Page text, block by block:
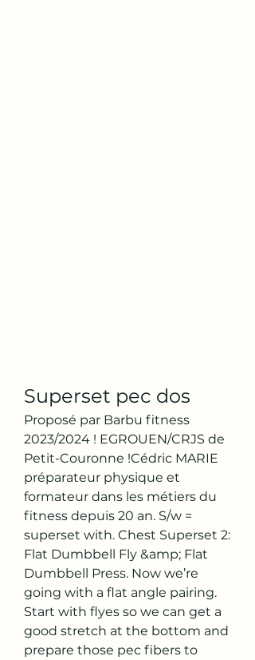
Superset pec dos
Proposé par Barbu fitness
2023/2024 ! EGROUEN/CRJS de
Petit-Couronne !Cédric MARIE
préparateur physique et
formateur dans les métiers du
fitness depuis 20 an. S/w =
superset with. Chest Superset 2:
Flat Dumbbell Fly &amp; Flat
Dumbbell Press. Now we’re
going with a flat angle pairing.
Start with flyes so we can get a
good stretch at the bottom and
prepare those pec fibers to